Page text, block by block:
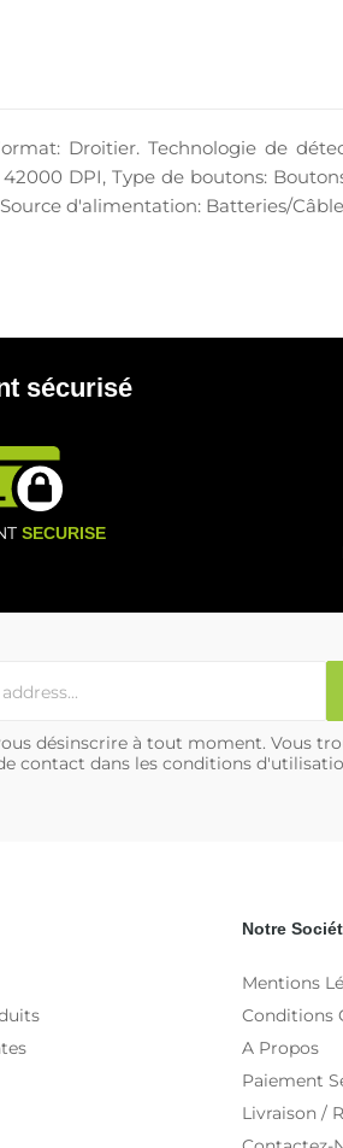
Droitier. Technologie de
DPI, Type de boutons:
d'alimentation: Batteries/
sécurisé
SECURISE
désinscrire à tout moment. Vous
contact dans les conditions
Notre
Mentions
Conditions
A Propos
Paiement
Livraison /